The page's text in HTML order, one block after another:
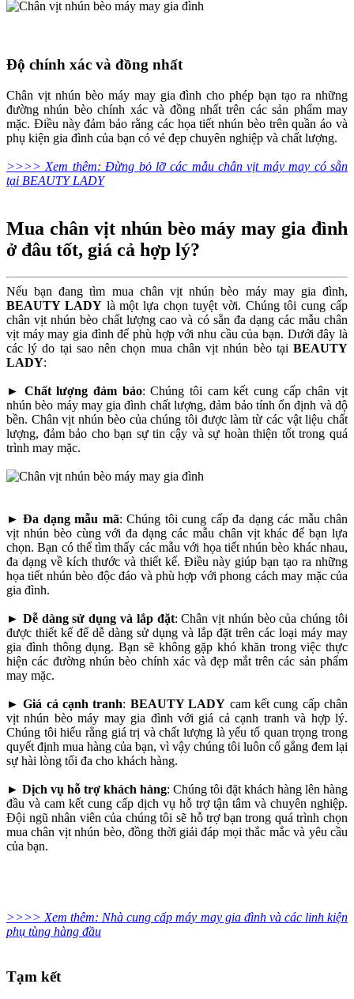
Độ chính xác và đồng nhất
Chân vịt nhún bèo máy may gia đình cho phép bạn tạo ra những
đường nhún bèo chính xác và đồng nhất trên các sản phẩm may
mặc. Điều này đảm bảo rằng các họa tiết nhún bèo trên quần áo và
phụ kiện gia đình của bạn có vẻ đẹp chuyên nghiệp và chất lượng.
>>>> Xem thêm: Đừng bỏ lỡ các mẫu chân vịt máy may có sẵn
tại BEAUTY LADY
Mua chân vịt nhún bèo máy may gia đình
ở đâu tốt, giá cả hợp lý?
Nếu bạn đang tìm mua chân vịt nhún bèo máy may gia đình,
BEAUTY LADYlà một lựa chọn tuyệt vời. Chúng tôi cung cấp
chân vịt nhún bèo chất lượng cao và có sẵn đa dạng các mẫu chân
vịt máy may gia đình để phù hợp với nhu cầu của bạn. Dưới đây là
các lý do tại sao nên chọn mua chân vịt nhún bèo tại BEAUTY
LADY:
► Chất lượng đảm bảo: Chúng tôi cam kết cung cấp chân vịt
nhún bèo máy may gia đình chất lượng, đảm bảo tính ổn định và độ
bền. Chân vịt nhún bèo của chúng tôi được làm từ các vật liệu chất
lượng, đảm bảo cho bạn sự tin cậy và sự hoàn thiện tốt trong quá
trình may mặc.
► Đa dạng mẫu mã: Chúng tôi cung cấp đa dạng các mẫu chân
vịt nhún bèo cùng với đa dạng các mẫu chân vịt khác để bạn lựa
chọn. Bạn có thể tìm thấy các mẫu với họa tiết nhún bèo khác nhau,
đa dạng về kích thước và thiết kế. Điều này giúp bạn tạo ra những
họa tiết nhún bèo độc đáo và phù hợp với phong cách may mặc của
gia đình.
► Dễ dàng sử dụng và lắp đặt: Chân vịt nhún bèo của chúng tôi
được thiết kế để dễ dàng sử dụng và lắp đặt trên các loại máy may
gia đình thông dụng. Bạn sẽ không gặp khó khăn trong việc thực
hiện các đường nhún bèo chính xác và đẹp mắt trên các sản phẩm
may mặc.
► Giá cả cạnh tranh: BEAUTY LADY cam kết cung cấp chân
vịt nhún bèo máy may gia đình với giá cả cạnh tranh và hợp lý.
Chúng tôi hiểu rằng giá trị và chất lượng là yếu tố quan trọng trong
quyết định mua hàng của bạn, vì vậy chúng tôi luôn cố gắng đem lại
sự hài lòng tối đa cho khách hàng.
► Dịch vụ hỗ trợ khách hàng: Chúng tôi đặt khách hàng lên hàng
đầu và cam kết cung cấp dịch vụ hỗ trợ tận tâm và chuyên nghiệp.
Đội ngũ nhân viên của chúng tôi sẽ hỗ trợ bạn trong quá trình chọn
mua chân vịt nhún bèo, đồng thời giải đáp mọi thắc mắc và yêu cầu
của bạn.
>>>> Xem thêm: Nhà cung cấp máy may gia đình và các linh kiện
phụ tùng hàng đầu
Tạm kết